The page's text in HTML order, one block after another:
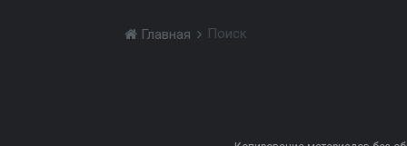
Главная Поиск